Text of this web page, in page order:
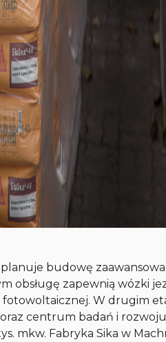
budowę
obsługę zapewnią wózki
W drugim
centrum badań i rozwoju
mkw. Fabryka Sika w